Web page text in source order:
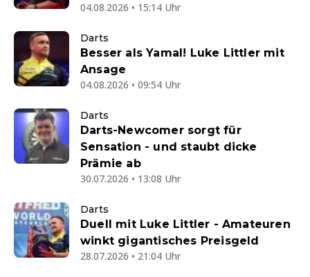
04.08.2026 • 15:14 Uhr
Darts
Besser als Yamal! Luke Littler mit
Ansage
04.08.2026 • 09:54 Uhr
Darts
Darts-Newcomer sorgt für
Sensation - und staubt dicke
Prämie ab
30.07.2026 • 13:08 Uhr
Darts
Duell mit Luke Littler - Amateuren
winkt gigantisches Preisgeld
28.07.2026 • 21:04 Uhr